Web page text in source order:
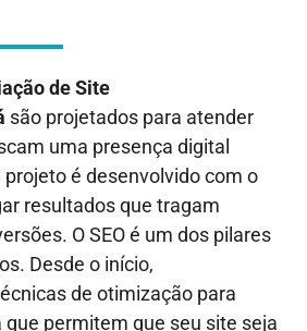
de Site
são projetados para atender
uma presença digital
é desenvolvido com o
resultados que tragam
O SEO é um dos pilares
Desde o início,
de otimização para
permitem que seu site seja